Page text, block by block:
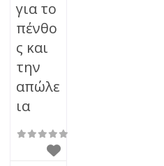
για το
πένθο
ς και
την
απώλε
ια